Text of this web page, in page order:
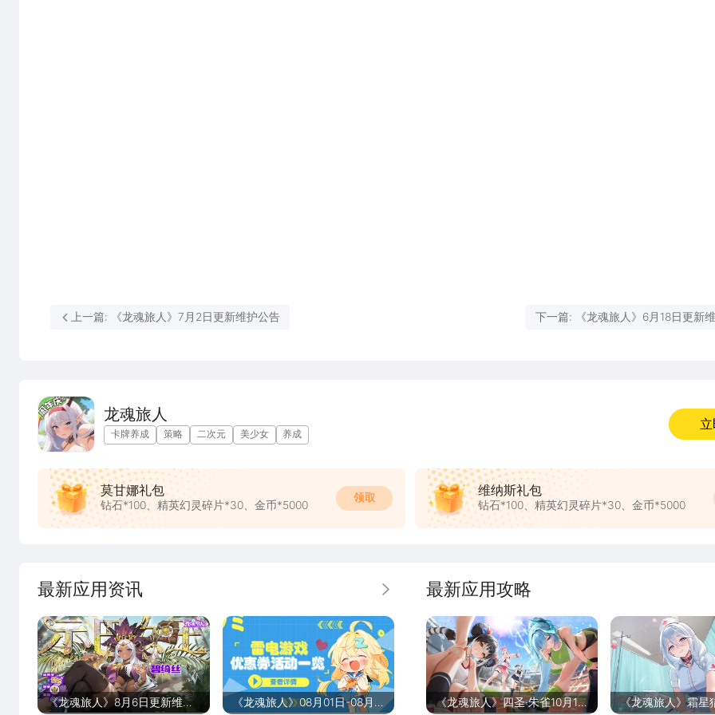
上一篇: 《龙魂旅人》7月2日更新维护公告 下一篇: 《龙魂旅人》6月18日更新
龙魂旅人
卡牌养成 策略 二次元 美少女 养成
莫甘娜礼包
钻石*100、精英幻灵碎片*30、金币*5000
领取 维纳斯礼包
钻石*100、精英幻灵碎片*30、金币*5000
最新应用资讯 更多
《龙魂旅人》8月6日更新维护 《龙魂旅人》08月01日-08月
最新应用攻略
《龙魂旅人》四圣·朱雀10月17 《龙魂旅人》霜星